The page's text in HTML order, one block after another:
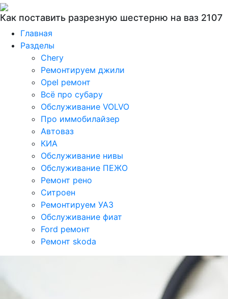
Как поставить разрезную шестерню на ваз 2107
Главная
Разделы
Chery
Ремонтируем джили
Opel ремонт
Всё про субару
Обслуживание VOLVO
Про иммобилайзер
Автоваз
КИА
Обслуживание нивы
Обслуживание ПЕЖО
Ремонт рено
Ситроен
Ремонтируем УАЗ
Обслуживание фиат
Ford ремонт
Ремонт skoda